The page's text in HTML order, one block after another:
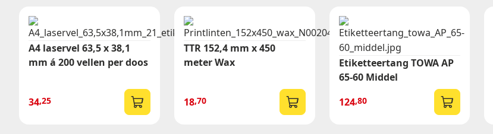
A4 laservel 63,5 x 38,1
mm á 200 vellen per doos
34,25
TTR 152,4 mm x 450
meter Wax
18,70
Etiketteertang TOWA AP
65-60 Middel
124,80